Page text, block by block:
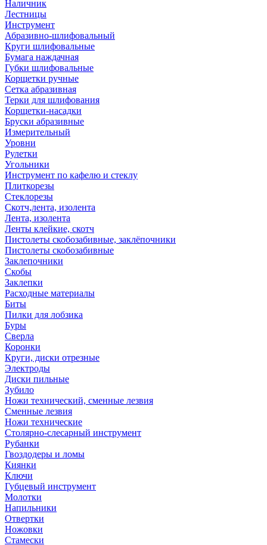
Наличник
Лестницы
Инструмент
Абразивно-шлифовальный
Круги шлифовальные
Бумага наждачная
Губки шлифовальные
Корщетки ручные
Сетка абразивная
Терки для шлифования
Корщетки-насадки
Бруски абразивные
Измерительный
Уровни
Рулетки
Угольники
Инструмент по кафелю и стеклу
Плиткорезы
Стеклорезы
Скотч,лента, изолента
Лента, изолента
Ленты клейкие, скотч
Пистолеты скобозабивные, заклёпочники
Пистолеты скобозабивные
Заклепочники
Скобы
Заклепки
Расходные материалы
Биты
Пилки для лобзика
Буры
Сверла
Коронки
Круги, диски отрезные
Электроды
Диски пильные
Зубило
Ножи технический, сменные лезвия
Сменные лезвия
Ножи технические
Столярно-слесарный инструмент
Рубанки
Гвоздодеры и ломы
Киянки
Ключи
Губцевый инструмент
Молотки
Напильники
Отвертки
Ножовки
Стамески